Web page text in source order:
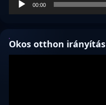
00:00
Okos otthon irányítás